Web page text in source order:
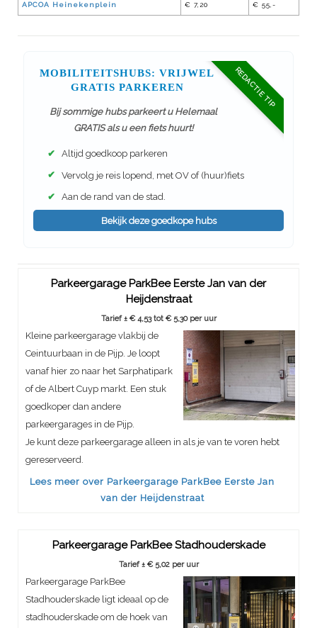
APCOA Heinekenplein € 7,20 € 55,-
REDACTIE TIP
MOBILITEITSHUBS: VRIJWEL
GRATIS PARKEREN
Bij sommige hubs parkeert u Helemaal
GRATIS als u een fiets huurt!
✔ Altijd goedkoop parkeren
✔ Vervolg je reis lopend, met OV of (huur)fiets
✔ Aan de rand van de stad.
Bekijk deze goedkope hubs
Parkeergarage ParkBee Eerste Jan van der
Heijdenstraat
Tarief ± € 4,53 tot € 5,30 per uur
Kleine parkeergarage vlakbij de
Ceintuurbaan in de Pijp. Je loopt
vanaf hier zo naar het Sarphatipark
of de Albert Cuyp markt. Een stuk
goedkoper dan andere
parkeergarages in de Pijp.
Je kunt deze parkeergarage alleen in als je van te voren hebt
gereserveerd.
Lees meer over Parkeergarage ParkBee Eerste Jan
van der Heijdenstraat
Parkeergarage ParkBee Stadhouderskade
Tarief ± € 5,02 per uur
Parkeergarage ParkBee
Stadhouderskade ligt ideaal op de
stadhouderskade om de hoek van